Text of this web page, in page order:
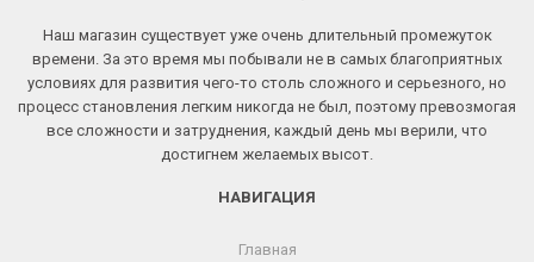
Наш магазин существует уже очень длительный промежуток
времени. За это время мы побывали не в самых благоприятных
условиях для развития чего-то столь сложного и серьезного, но
процесс становления легким никогда не был, поэтому превозмогая
все сложности и затруднения, каждый день мы верили, что
достигнем желаемых высот.
НАВИГАЦИЯ
Главная